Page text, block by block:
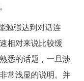
勉强达到对话连
相对来说比较缓
悉的话题，一旦涉
常浅显的说明。并